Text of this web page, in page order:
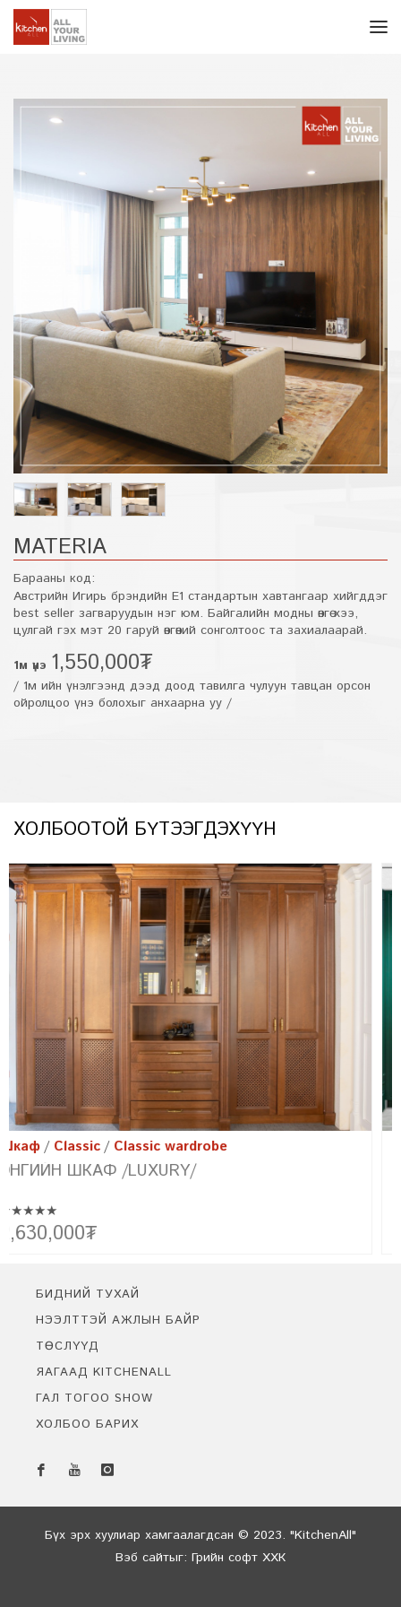
MATERIA
Барааны код:
Австрийн Игирь брэндийн Е1 стандартын хавтангаар хийгддэг
best seller загваруудын нэг юм. Байгалийн модны өнгө хээ,
цулгай гэх мэт 20 гаруй өнгөний сонголтоос та захиалаарай.
1м үнэ 1,550,000₮
/ 1м ийн үнэлгээнд дээд доод тавилга чулуун тавцан орсон
ойролцоо үнэ болохыг анхаарна уу /
ХОЛБООТОЙ БҮТЭЭГДЭХҮҮН
Шкаф Classic Classic wardrobe
ЭНГИЙН ШКАФ /FARMHOUSE/
Эртний сонгодог болон орчин үеийн хэв маягийн хамтад нь
цогцлоосон бидний төгс бүтээл FARMHOUSE-г танилцуулж
бүтээх болсноор үүссэн юм.
2,150,000
★★★★★
БИДНИЙ ТУХАЙ
НЭЭЛТТЭЙ АЖЛЫН БАЙР
ТӨСЛҮҮД
ЯАГААД KITCHENALL
ГАЛ ТОГОО SHOW
ХОЛБОО БАРИХ
Бүх эрх хуулиар хамгаалагдсан © 2023. "KitchenAll"
Вэб сайтыг: Грийн софт ХХК